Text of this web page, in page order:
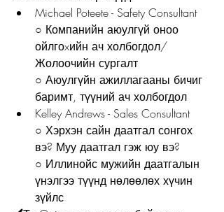
Michael Poteete - Safety Consultant
○ Компанийн аюулгүй оноо
ойлгоxийн ач холбогдол/
Жолоочийн сургалт
○ Аюулгүйн ажиллагааны бичиг
баримт, түүний ач холбогдол
Kelley Andrews - Sales Consultant
○ Хэрхэн сайн даатгал сонгох
вэ? Муу даатгал гэж юу вэ?
○ Иллинойс мужийн даатгалын
үнэлгээ түүнд нөлөөлөх хүчин
зүйлс